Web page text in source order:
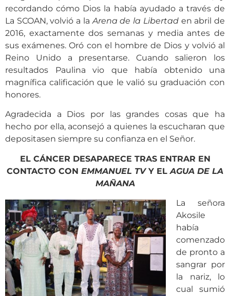
recordando cómo Dios la había ayudado a través de
La SCOAN, volvió a laArena de la Libertad en abril de
2016, exactamente dos semanas y media antes de
sus exámenes. Oró con el hombre de Dios y volvió al
Reino Unido a presentarse. Cuando salieron los
resultados Paulina vio que había obtenido una
magnífica calificación que le valió su graduación con
honores.
Agradecida a Dios por las grandes cosas que ha
hecho por ella, aconsejó a quienes la escucharan que
depositasen siempre su confianza en el Señor.
EL CÁNCER DESAPARECE TRAS ENTRAR EN
CONTACTO CON EMMANUEL TVY ELAGUA DE LA
MAÑANA
La señora
Akosile
había
comenzado
de pronto a
sangrar por
la nariz, lo
cual sumió